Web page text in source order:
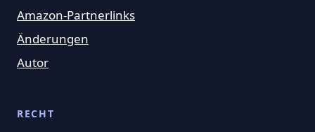
Amazon-Partnerlinks
Änderungen
Autor
RECHT